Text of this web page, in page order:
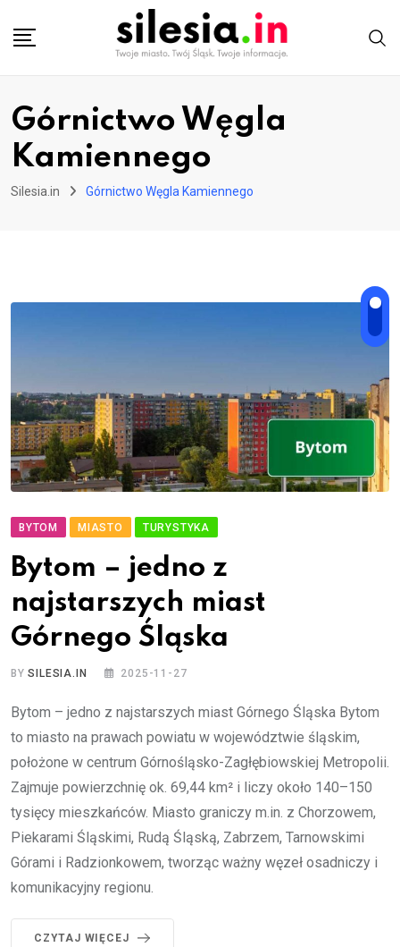
Górnictwo Węgla
Kamiennego
Silesia.in Górnictwo Węgla Kamiennego
BYTOM MIASTO TURYSTYKA
Bytom – jedno z
najstarszych miast
Górnego Śląska
BYSILESIA.IN 2025-11-27
Bytom – jedno z najstarszych miast Górnego Śląska Bytom
to miasto na prawach powiatu w województwie śląskim,
położone w centrum Górnośląsko-Zagłębiowskiej Metropolii.
Zajmuje powierzchnię ok. 69,44 km² i liczy około 140–150
tysięcy mieszkańców. Miasto graniczy m.in. z Chorzowem,
Piekarami Śląskimi, Rudą Śląską, Zabrzem, Tarnowskimi
Górami i Radzionkowem, tworząc ważny węzeł osadniczy i
komunikacyjny regionu.
CZYTAJ WIĘCEJ